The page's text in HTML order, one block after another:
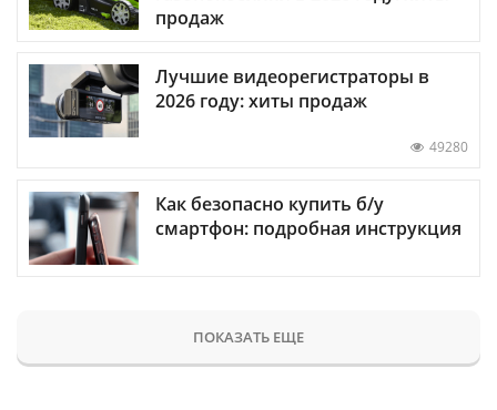
продаж
Лучшие видеорегистраторы в
2026 году: хиты продаж
49280
Как безопасно купить б/у
смартфон: подробная инструкция
ПОКАЗАТЬ ЕЩЕ